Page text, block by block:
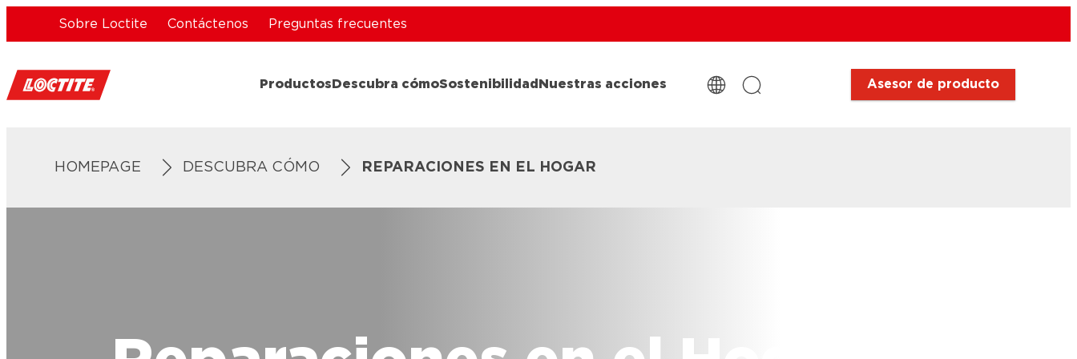
Sobre Loctite Contáctenos Preguntas frecuentes
Productos Descubra cómoSostenibilidad Nuestras acciones Asesor de producto
HOMEPAGE DESCUBRA CÓMO REPARACIONES EN EL HOGAR